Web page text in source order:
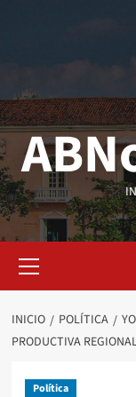
primario
INICIO POLÍTICA
PRODUCTIVA
Política